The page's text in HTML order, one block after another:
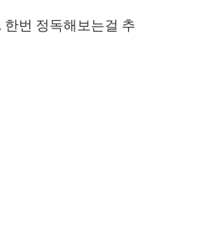
번 정독해보는걸 추